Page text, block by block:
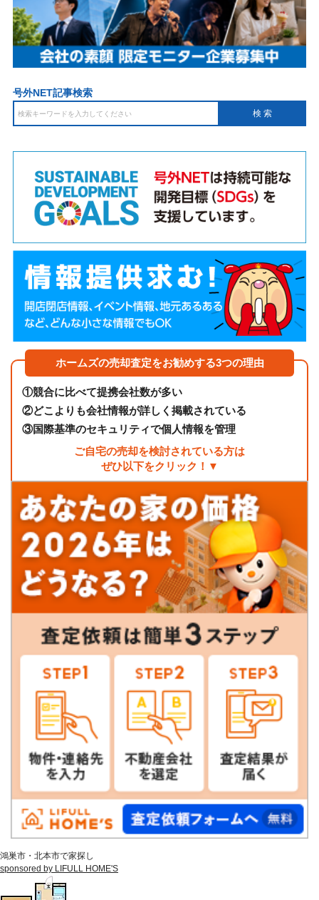
号外NET記事検索
ホームズの売却査定をお勧めする3つの理由
①競合に比べて提携会社数が多い
②どこよりも会社情報が詳しく掲載されている
③国際基準のセキュリティで個人情報を管理
ご自宅の売却を検討されている方は
ぜひ以下をクリック！▼
鴻巣市・北本市で家探し
sponsored by LIFULL HOME'S